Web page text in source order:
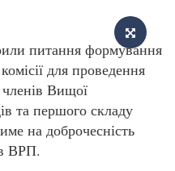
питання формування
для проведення
Вищої
та першого складу
на доброчесність
ВРП.